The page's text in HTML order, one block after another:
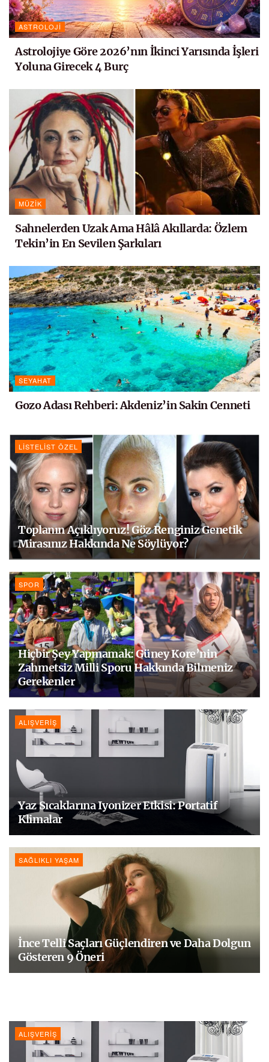
ASTROLOJI
Astrolojiye Göre 2026’nın İkinci Yarısında İşleri
Yoluna Girecek 4 Burç
MÜZIK
Sahnelerden Uzak Ama Hâlâ Akıllarda: Özlem
Tekin’in En Sevilen Şarkıları
SEYAHAT
Gozo Adası Rehberi: Akdeniz’in Sakin Cenneti
LISTELIST ÖZEL
Toplanın Açıklıyoruz! Göz Renginiz Genetik
Mirasınız Hakkında Ne Söylüyor?
SPOR
Hiçbir Şey Yapmamak: Güney Kore’nin
Zahmetsiz Milli Sporu Hakkında Bilmeniz
Gerekenler
ALIŞVERIŞ
Yaz Sıcaklarına Iyonizer Etkisi: Portatif
Klimalar
SAĞLIKLI YAŞAM
İnce Telli Saçları Güçlendiren ve Daha Dolgun
Gösteren 9 Öneri
ALIŞVERIŞ